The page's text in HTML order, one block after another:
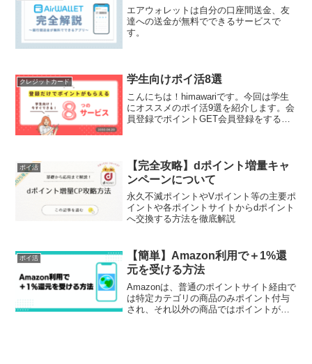
エアウォレットは自分の口座間送金、友
達への送金が無料でできるサービスで
す。
クレジットカード 学生向けポイ活8選
こんにちは！himawariです。今回は学生
にオススメのポイ活9選を紹介します。会
員登録でポイントGET会員登録をするだ
ます。...
ポイ活
【完全攻略】dポイント増量キャ
ンペーンについて
永久不滅ポイントやVポイント等の主要ポ
イントや各ポイントサイトからdポイント
へ交換する方法を徹底解説
ポイ活
【簡単】Amazon利用で＋1%還
元を受ける方法
Amazonは、普通のポイントサイト経由で
は特定カテゴリの商品のみポイント付与
され、それ以外の商品ではポイントが貯